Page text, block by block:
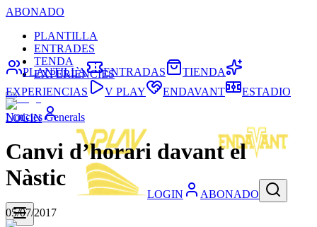
ABONADO
PLANTILLA
ENTRADES
TENDA
EXPERIÈNCIES
LOGIN
LOGIN ABONADO
PLANTILLA ENTRADAS
TIENDA
EXPERIENCIAS
V PLAY ENDAVANT ESTADIO
Noticies Generals
Canvi d’horari davant el
Nàstic
05/07/2017